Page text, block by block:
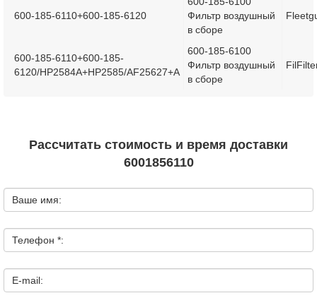
600-185-6110+600-185-6120
Фильтр воздушный
в сборе
600-185-6110+600-185-
6120/HP2584A+HP2585/AF25627+A
600-185-6100
Фильтр воздушный
в сборе
Рассчитать стоимость и время доставки
6001856110
Ваше имя:
Телефон *:
E-mail: